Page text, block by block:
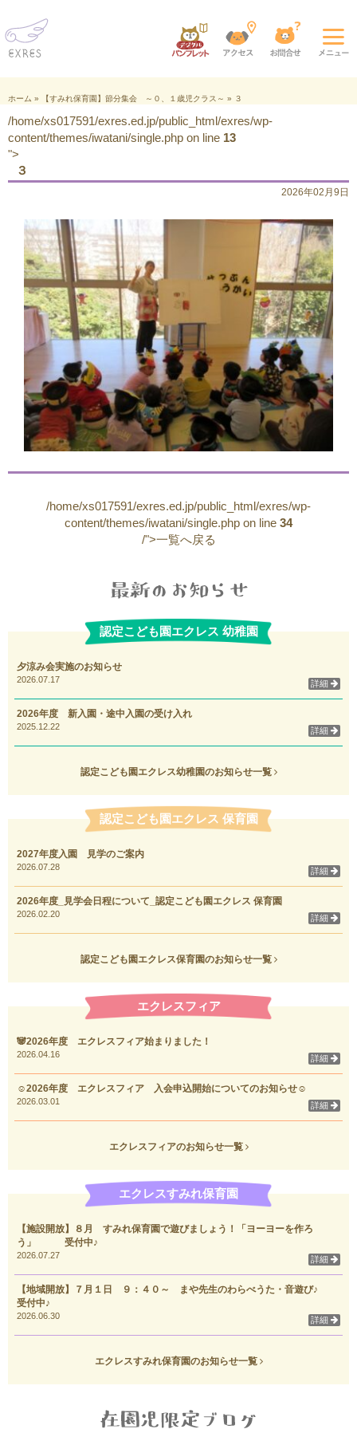
ホーム » 【すみれ保育園】節分集会 ～０、１歳児クラス～ » ３
/home/xs017591/exres.ed.jp/public_html/exres/wp-
content/themes/iwatani/single.php on line 13
">
３
2026年02月9日
/home/xs017591/exres.ed.jp/public_html/exres/wp-
content/themes/iwatani/single.php on line 34
/">一覧へ戻る
認定こども園エクレス 幼稚園
夕涼み会実施のお知らせ
2026.07.17 詳細
2026年度 新入園・途中入園の受け入れ
2025.12.22 詳細
認定こども園エクレス幼稚園のお知らせ一覧
認定こども園エクレス 保育園
2027年度入園 見学のご案内
2026.07.28 詳細
2026年度_見学会日程について_認定こども園エクレス 保育園
2026.02.20 詳細
認定こども園エクレス保育園のお知らせ一覧
エクレスフィア
🐼2026年度 エクレスフィア始まりました！
2026.04.16 詳細
☺2026年度 エクレスフィア 入会申込開始についてのお知らせ☺
2026.03.01 詳細
エクレスフィアのお知らせ一覧
エクレスすみれ保育園
【施設開放】８月 すみれ保育園で遊びましょう！「ヨーヨーを作ろ
う」 受付中♪
2026.07.27 詳細
【地域開放】７月１日 ９：４０～ まや先生のわらべうた・音遊び♪
受付中♪
2026.06.30 詳細
エクレスすみれ保育園のお知らせ一覧